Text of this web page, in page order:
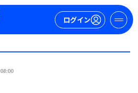
ログイン
08:00